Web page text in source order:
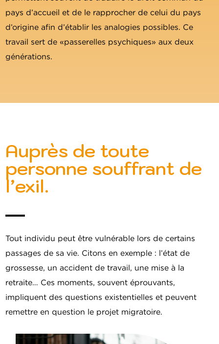
pays d’accueil et de le rapprocher de celui du pays
d’origine afin d’établir les analogies possibles. Ce
travail sert de «passerelles psychiques» aux deux
générations.
Auprès de toute
personne souffrant de
l’exil.
Tout individu peut être vulnérable lors de certains
passages de sa vie. Citons en exemple : l’état de
grossesse, un accident de travail, une mise à la
retraite… Ces moments, souvent éprouvants,
impliquent des questions existentielles et peuvent
remettre en question le projet migratoire.